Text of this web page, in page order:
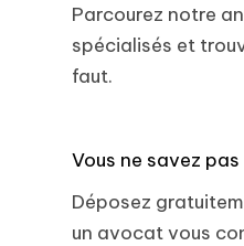
Parcourez notre
spécialisés et
faut.
Vous ne savez
Déposez
un avocat vous